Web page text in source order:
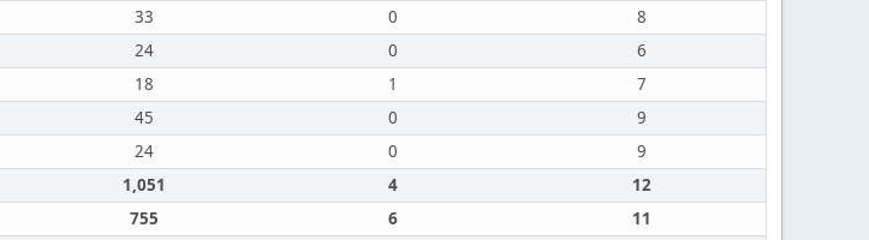
33 0
8
24 0
6
18 1
7
45 0
9
24 0
9
1,051 4
12
755 6
11